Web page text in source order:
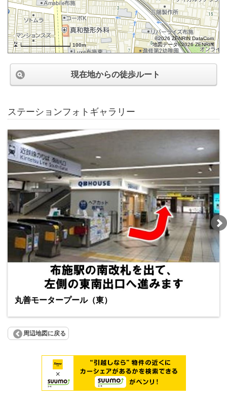
100m
©2026 ZENRIN DataCom
地図データ©2026 ZENRIN
現在地からの徒歩ルート
ステーションフォトギャラリー
丸善モータープール（東）
周辺地図に戻る